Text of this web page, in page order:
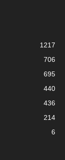
1217
706
695
440
436
214
6